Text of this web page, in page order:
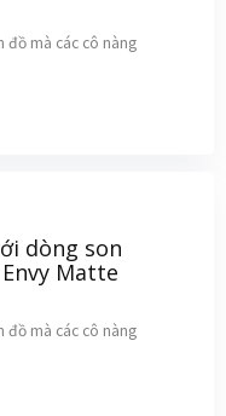
đồ mà các cô nàng
dòng son
Matte
đồ mà các cô nàng